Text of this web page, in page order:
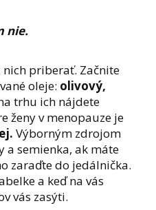
nie.
nich priberať. Začnite
oleje: olivový,
trhu ich nájdete
ženy v menopauze je
Výborným zdrojom
a semienka, ak máte
zaraďte do jedálnička.
a keď na vás
vás zasýti.